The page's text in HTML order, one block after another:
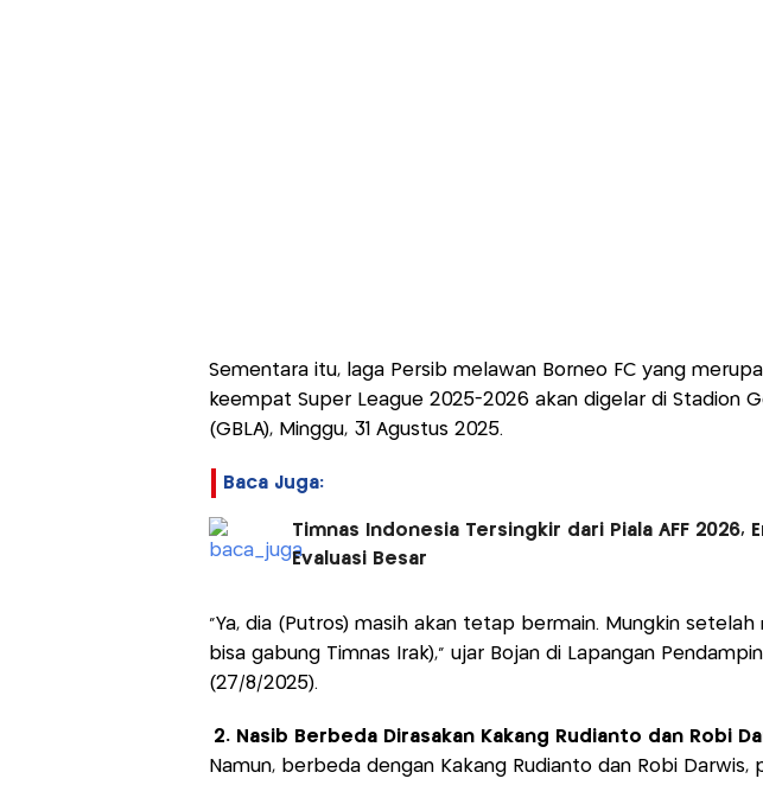
Sementara itu, laga Persib melawan Borneo FC yang
keempat Super League 2025-2026 akan digelar di Stadion
(GBLA), Minggu, 31 Agustus 2025.
Baca Juga:
Timnas Indonesia Tersingkir dari Piala AFF 2026,
Evaluasi Besar
“Ya, dia (Putros) masih akan tetap bermain. Mungkin
bisa gabung Timnas Irak),” ujar Bojan di Lapangan
(27/8/2025).
2. Nasib Berbeda Dirasakan Kakang Rudianto dan Robi
Namun, berbeda dengan Kakang Rudianto dan Robi